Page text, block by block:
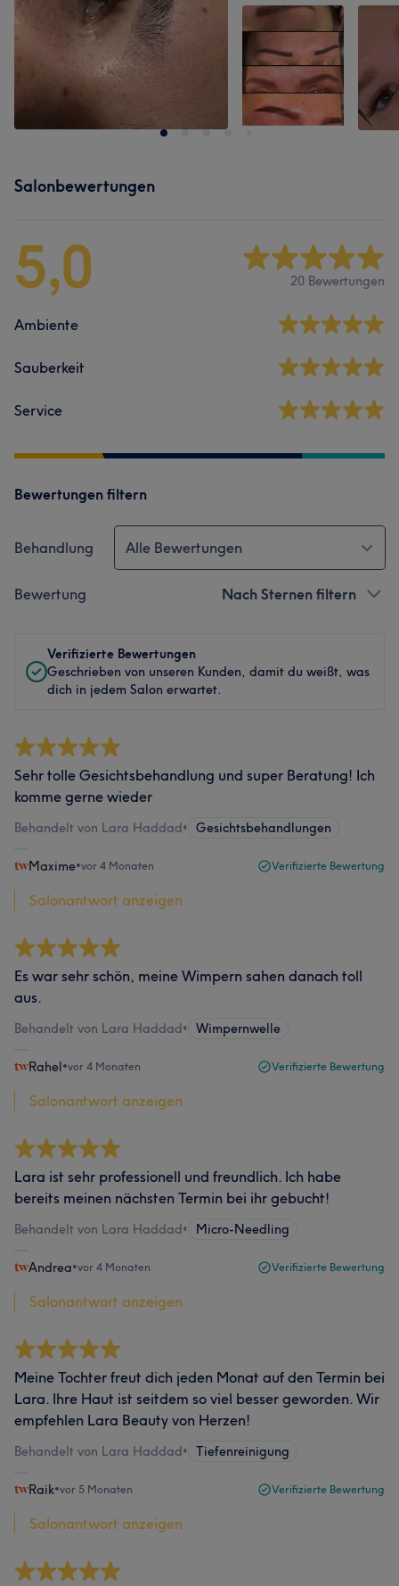
Salonbewertungen
5,0 20 Bewertungen
Ambiente
Sauberkeit
Service
Bewertungen filtern
Behandlung Alle Bewertungen
Bewertung Nach Sternen filtern
Verifizierte Bewertungen
Geschrieben von unseren Kunden, damit du weißt, was
dich in jedem Salon erwartet.
Sehr tolle Gesichtsbehandlung und super Beratung! Ich
komme gerne wieder
Behandelt von Lara Haddad• Gesichtsbehandlungen
Maxime•vor 4 Monaten Verifizierte Bewertung
Salonantwort anzeigen
Es war sehr schön, meine Wimpern sahen danach toll
aus.
Behandelt von Lara Haddad• Wimpernwelle
Rahel•vor 4 Monaten Verifizierte Bewertung
Salonantwort anzeigen
Lara ist sehr professionell und freundlich. Ich habe
bereits meinen nächsten Termin bei ihr gebucht!
Behandelt von Lara Haddad• Micro-Needling
Andrea•vor 4 Monaten Verifizierte Bewertung
Salonantwort anzeigen
Meine Tochter freut dich jeden Monat auf den Termin bei
Lara. Ihre Haut ist seitdem so viel besser geworden. Wir
empfehlen Lara Beauty von Herzen!
Behandelt von Lara Haddad• Tiefenreinigung
Raik•vor 5 Monaten Verifizierte Bewertung
Salonantwort anzeigen